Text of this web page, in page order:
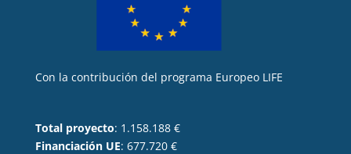
Con la contribución del programa Europeo LIFE
Total proyecto: 1.158.188 €
Financiación UE: 677.720 €